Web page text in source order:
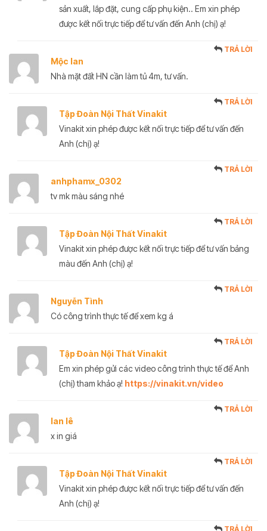
sản xuất, lắp đặt, cung cấp phụ kiện.. Em xin phép
được kết nối trực tiếp để tư vấn đến Anh (chị) ạ!
Mộc lan
TRẢ LỜI
Nhà mặt đất HN cần làm tủ 4m, tư vấn.
Tập Đoàn Nội Thất Vinakit
TRẢ LỜI
Vinakit xin phép được kết nối trực tiếp để tư vấn đến
Anh (chị) ạ!
anhphamx_0302
TRẢ LỜI
tv mk màu sáng nhé
Tập Đoàn Nội Thất Vinakit
TRẢ LỜI
Vinakit xin phép được kết nối trực tiếp để tư vấn bảng
màu đến Anh (chị) ạ!
Nguyễn Tình
TRẢ LỜI
Có công trình thực tế để xem kg á
Tập Đoàn Nội Thất Vinakit
TRẢ LỜI
Em xin phép gửi các video công trình thực tế để Anh
(chị) tham khảo ạ! https://vinakit.vn/video
lan lê
TRẢ LỜI
x in giá
Tập Đoàn Nội Thất Vinakit
TRẢ LỜI
Vinakit xin phép được kết nối trực tiếp để tư vấn đến
Anh (chị) ạ!
TRẢ LỜI